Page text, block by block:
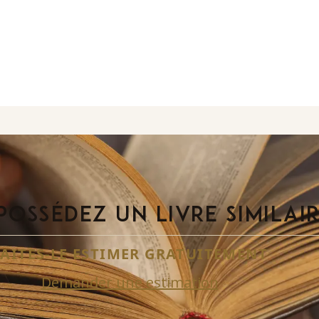
UN LIVRE
LE ESTIMER GRATUITEMENT
Demander une estimation